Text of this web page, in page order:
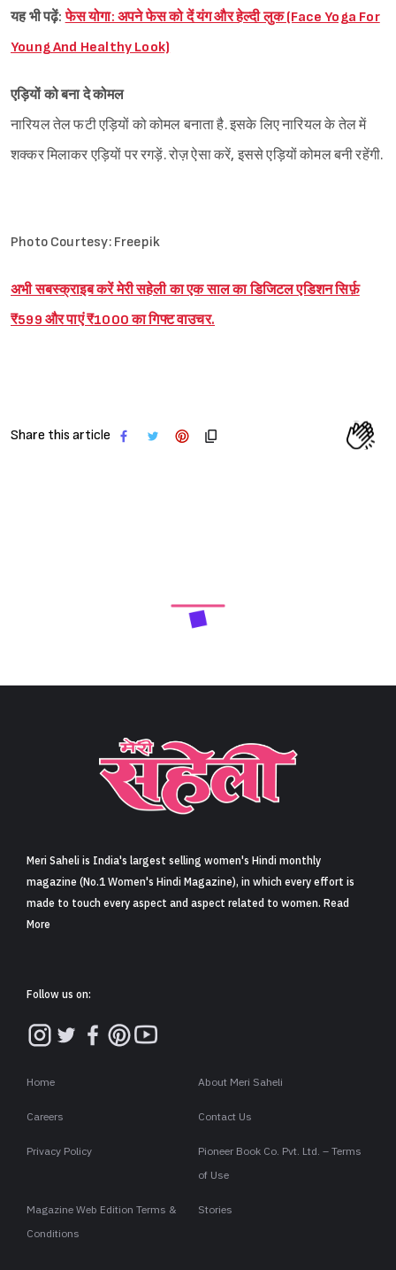
यह भी पढ़ें:फेस योगा: अपने फेस को दें यंग और हेल्दी लुक (Face Yoga For
Young And Healthy Look)
एड़ियों को बना दे कोमल
नारियल तेल फटी एड़ियों को कोमल बनाता है. इसके लिए नारियल के तेल में
शक्कर मिलाकर एड़ियों पर रगड़ें. रोज़ ऐसा करें, इससे एड़ियों कोमल बनी रहेंगी.
Photo Courtesy: Freepik
अभी सबस्क्राइब करें मेरी सहेली का एक साल का डिजिटल एडिशन सिर्फ़
₹599 और पाएं ₹1000 का गिफ्ट वाउचर.
Share this article
Meri Saheli is India's largest selling women's Hindi monthly
magazine (No.1 Women's Hindi Magazine), in which every effort is
made to touch every aspect and aspect related to women. Read
More
Follow us on:
Home About Meri Saheli
Careers Contact Us
Privacy Policy
Pioneer Book Co. Pvt. Ltd. – Terms
of Use
Magazine Web Edition Terms &
Conditions
Stories